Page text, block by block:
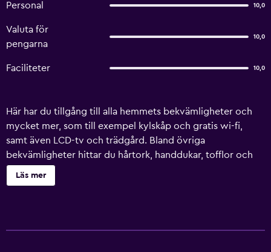
Personal 10,0
Valuta för
pengarna
10,0
Faciliteter 10,0
Här har du tillgång till alla hemmets bekvämligheter och
mycket mer, som till exempel kylskåp och gratis wi-fi,
samt även LCD-tv och trädgård. Bland övriga
bekvämligheter hittar du hårtork, handdukar, tofflor och
strykjärn/strykbräda.
Läs mer